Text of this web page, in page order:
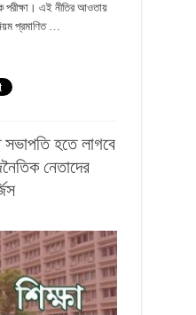
পরীক্ষা। এই নীতির আওতায়
প্রমাণিত …
সভাপতি হতে লাগবে
নেতাদের